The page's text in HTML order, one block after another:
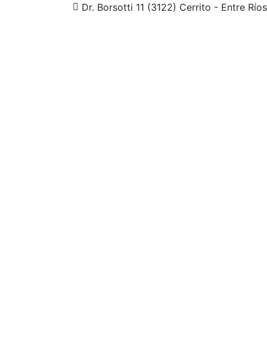
Dr. Borsotti 11 (3122) Cerrito - Entre Ríos